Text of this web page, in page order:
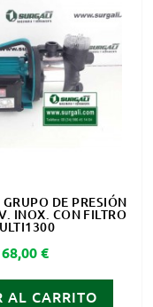
DE PRESIÓN
INOX. CON FILTRO
€
AL CARRITO